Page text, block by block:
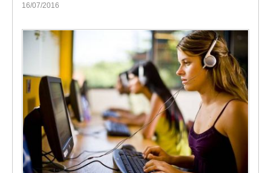
16/07/2016